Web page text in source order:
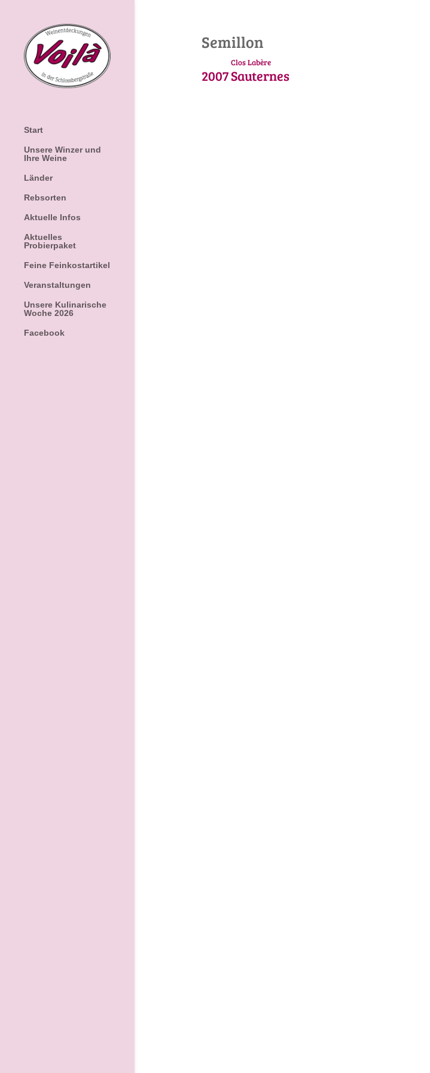
Start
Unsere Winzer und
Ihre Weine
Länder
Rebsorten
Aktuelle Infos
Aktuelles
Probierpaket
Feine Feinkostartikel
Veranstaltungen
Unsere Kulinarische
Woche 2026
Facebook
Semillon
2007
Clos Labère
Sauternes